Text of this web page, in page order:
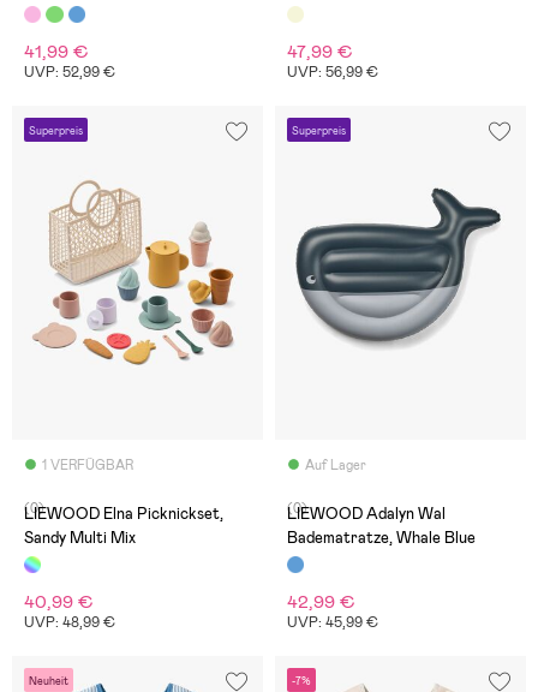
Tuscany/Creme de la creme
41,99 €
UVP: 52,99 €
47,99 €
UVP: 56,99 €
Superpreis
1 VERFÜGBAR
(0)
LIEWOOD Elna Picknickset,
Sandy Multi Mix
40,99 €
UVP: 48,99 €
Superpreis
Auf Lager
(0)
LIEWOOD Adalyn Wal
Badematratze, Whale Blue
42,99 €
UVP: 45,99 €
Neuheit -7%